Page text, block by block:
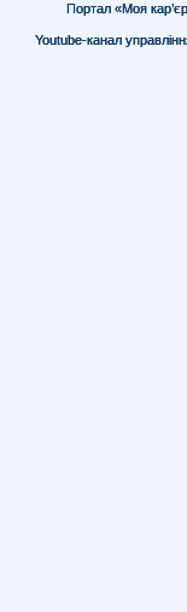
Портал «Моя
Youtube-канал